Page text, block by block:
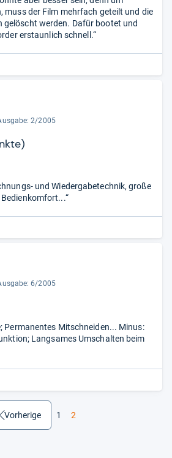
muss der Film mehrfach geteilt und die
gelöscht werden. Dafür bootet und
erstaunlich schnell.“
2/2005
und Wiedergabetechnik, große
6/2005
Permanentes Mitschneiden... Minus:
Langsames Umschalten beim
zurückVorherige 1 2